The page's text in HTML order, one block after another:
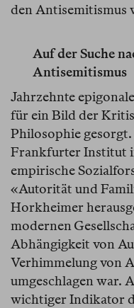
den Antisemitismus
Auf der Suche
Antisemitismus
Jahrzehnte
für ein Bild der
Philosophie
Frankfurter Institut
empirische
«Autorität und
Horkheimer
modernen
Abhängigkeit von
Verhimmelung von
umgeschlagen war.
wichtiger Indikator